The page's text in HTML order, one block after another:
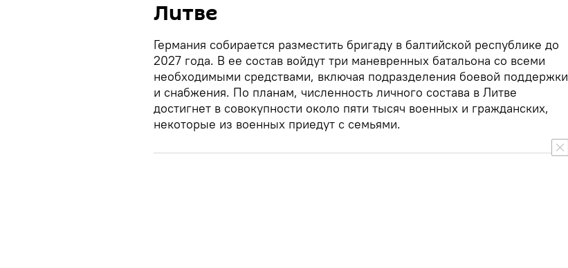
Литве
Германия собирается разместить бригаду в балтийской республике до
2027 года. В ее состав войдут три маневренных батальона со всеми
необходимыми средствами, включая подразделения боевой поддержки
и снабжения. По планам, численность личного состава в Литве
достигнет в совокупности около пяти тысяч военных и гражданских,
некоторые из военных приедут с семьями.